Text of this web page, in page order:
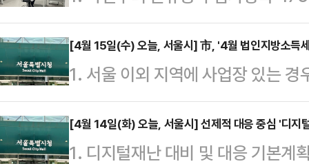
인 이상이 탑승할 경…
슬로건에 맞춰 다양한 시민참여 프
시부터 오후 5시까지 광화문광장
부스도 운영된다. 현장 참여가 어려
행된다.…
탁에 자주 오르는 봄동, 달래, 냉이
잔류농약 검사를 실시한 결과
16일 밝혔다.서울시 도매시장에 위
달까지 봄철 제철 농산물 총 78품
조사를 진행했다.이번 조사는 ▲
물과 ▲상추 ▲들깻잎 ▲엇갈이배
[4월 15일(수) 오늘, 서울시] 市, '4월 법인지방소득
1. 서울 이외 지역에 사업장 있는
법인 지방소득세 신고‧납부의 달을
내문 배포 등을 통해 신고납부 대상
내에 나섰다고 15일 밝혔다.서울시
[4월 14일(화) 오늘, 서울시] 선제적 대응 중심 '디지
1. 디지털재난 대비 및 대응 기본계